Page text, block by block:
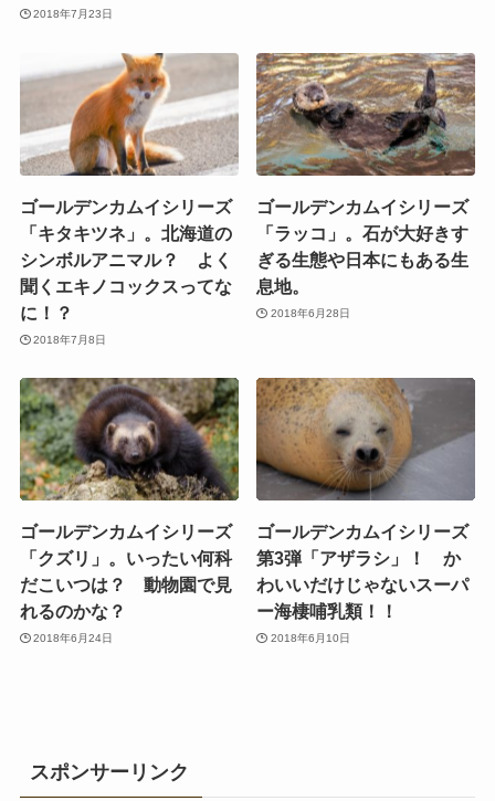
2018年7月23日
ゴールデンカムイシリーズ
「キタキツネ」。北海道の
シンボルアニマル？ よく
聞くエキノコックスってな
に！？
2018年7月8日
ゴールデンカムイシリーズ
「ラッコ」。石が大好きす
ぎる生態や日本にもある生
息地。
2018年6月28日
ゴールデンカムイシリーズ
「クズリ」。いったい何科
だこいつは？ 動物園で見
れるのかな？
2018年6月24日
ゴールデンカムイシリーズ
第3弾「アザラシ」！ か
わいいだけじゃないスーパ
ー海棲哺乳類！！
2018年6月10日
スポンサーリンク